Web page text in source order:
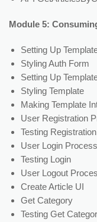
Module 5:
Setting Up
Styling Auth Form
Setting Up
Styling Template
Making Template
User Registration
Testing
User Login Process
Testing Login
User Logout
Create Article UI
Get Category
Testing Get